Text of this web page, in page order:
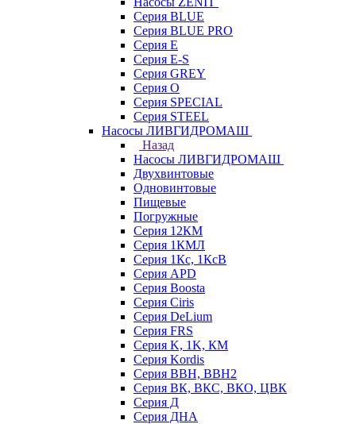
Серия BLUE
Серия BLUE PRO
Серия E
Серия E-S
Серия GREY
Серия O
Серия SPECIAL
Серия STEEL
Насосы ЛИВГИДРОМАШ
Назад
Насосы ЛИВГИДРОМАШ
Двухвинтовые
Одновинтовые
Пищевые
Погружные
Серия 12КМ
Серия 1КМЛ
Серия 1Кс, 1КсВ
Серия APD
Серия Boosta
Серия Ciris
Серия DeLium
Серия FRS
Серия K, 1K, КМ
Серия Kordis
Серия ВВН, ВВН2
Серия ВК, ВКС, ВКО, ЦВК
Серия Д
Серия ДНА